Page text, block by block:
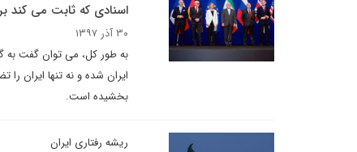
اسنادی که ثابت می کند
۳۰ آذر ۱۳۹۷
به طور کل، می توان گفت به
ایران شده و نه تنها ایران
بخشیده است.
ریشه رفتاری ایران